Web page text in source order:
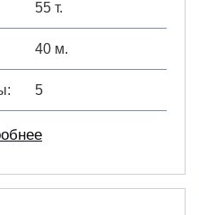
55 т.
40 м.
5